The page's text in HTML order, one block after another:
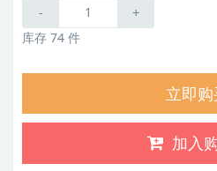
- +
库存 74 件
立即
加入